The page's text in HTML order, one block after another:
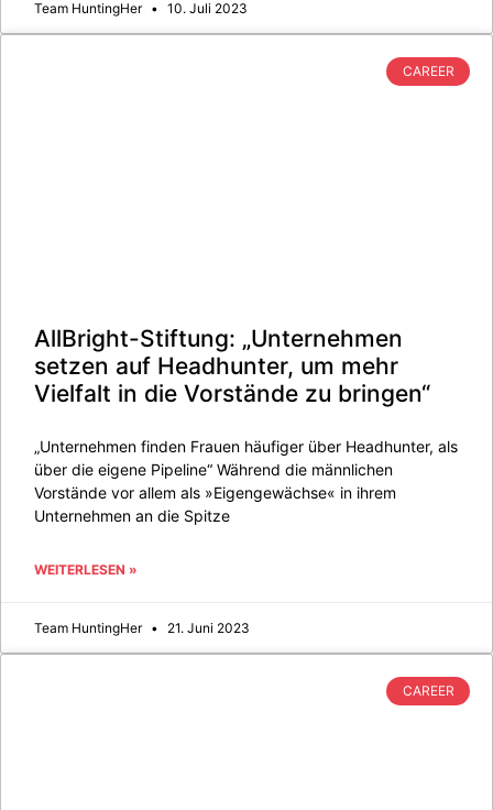
Team HuntingHer 10. Juli 2023
CAREER
AllBright-Stiftung: „Unternehmen
setzen auf Headhunter, um mehr
Vielfalt in die Vorstände zu bringen“
„Unternehmen finden Frauen häufiger über Headhunter, als
über die eigene Pipeline“ Während die männlichen
Vorstände vor allem als »Eigen­gewächse« in ihrem
Unternehmen an die Spitze
WEITERLESEN »
Team HuntingHer 21. Juni 2023
CAREER